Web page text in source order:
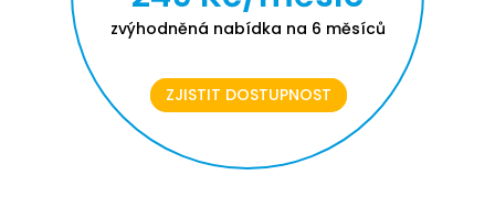
zvýhodněná nabídka na 6 měsíců
ZJISTIT DOSTUPNOST